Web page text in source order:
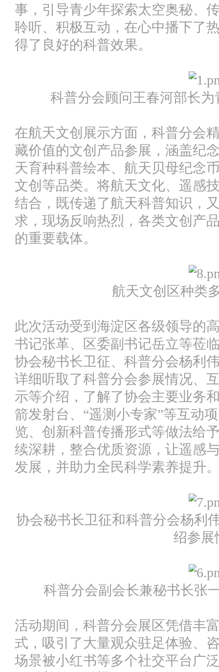
事，引导青少年探索太空奥秘、
聆听、积极互动，在心中播下了
得了良好的科普效果。
科普分会顾问王春河部长
在航天文创展示方面，科普分会
藏价值的文创产品参展，涵盖纪
天育种科普绘本、航天贝母纪念
文创等品类。将航天文化、遥感
结合，既传递了航天科普知识，
求，现场反响热烈，各类文创产
的重要载体。
航天文创区种类
此次活动受到海淀区各级领导的
书记张革、区委副书记岳立等莅
协会秘书长卫征、科普分会杨利
详细听取了科普分会参展情况、
示等介绍，了解了协会主要业务
箭发射台、“遥测小专家”等互动
览、创新科普传播形式等做法给
续深耕，整合优质资源，让遥感
发展，并助力全民科学素养提升
协会秘书长卫征和科普分会杨利
绍参展
科普分会副会长兼秘书长张
活动期间，科普分会展区凭借丰
式，吸引了大量观众驻足体验、
场景被小红书等多个社交平台广